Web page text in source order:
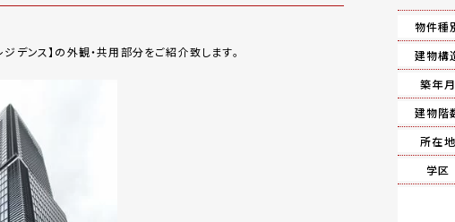
デンス】の外観・共用部分をご紹介致します。
物件種
建物構
築年月
建物階
所在地
学区